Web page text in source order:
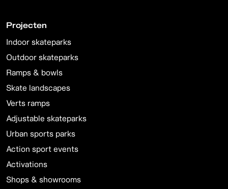
Projecten
Indoor skateparks
Outdoor skateparks
Ramps & bowls
Skate landscapes
Verts ramps
Adjustable skateparks
Urban sports parks
Action sport events
Activations
Shops & showrooms